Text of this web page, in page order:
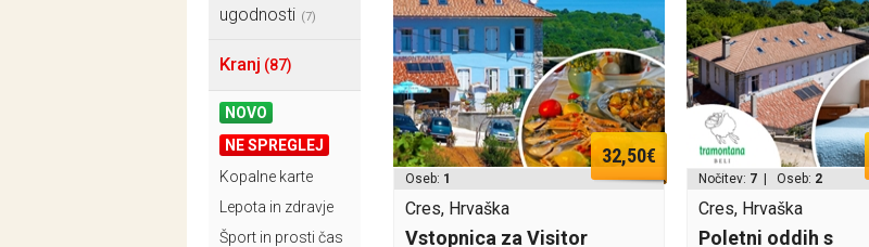
ugodnosti (7)
Kranj (87)
NOVO
NE SPREGLEJ
Kopalne karte
Lepota in zdravje
Šport in prosti čas
32,50€
Oseb: 1
Cres, Hrvaška
Vstopnica za Visitor
Nočitev: 7 | Oseb: 2
Cres, Hrvaška
Poletni oddih s